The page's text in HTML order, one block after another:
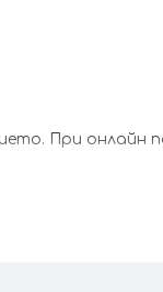
При онлайн